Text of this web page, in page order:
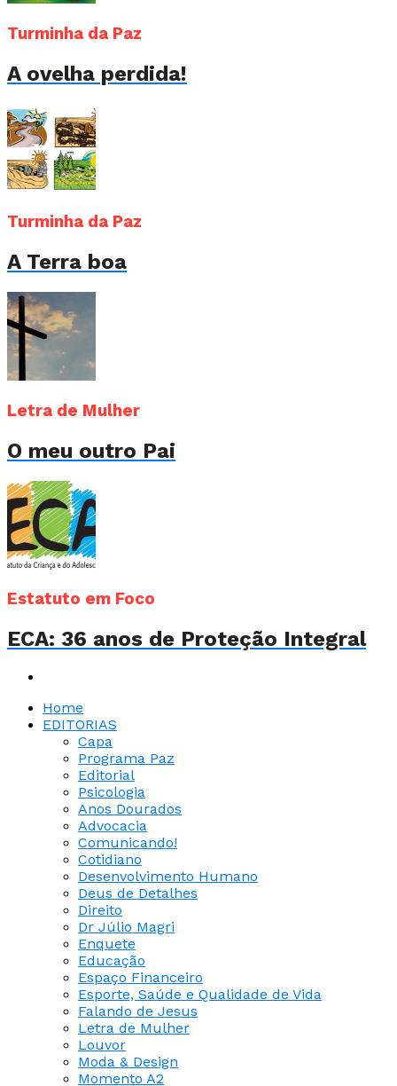
Turminha da Paz
A ovelha perdida!
Turminha da Paz
A Terra boa
Letra de Mulher
O meu outro Pai
Estatuto em Foco
ECA: 36 anos de Proteção Integral
Home
EDITORIAS
Capa
Programa Paz
Editorial
Psicologia
Anos Dourados
Advocacia
Comunicando!
Cotidiano
Desenvolvimento Humano
Deus de Detalhes
Direito
Dr Júlio Magri
Enquete
Educação
Espaço Financeiro
Esporte, Saúde e Qualidade de Vida
Falando de Jesus
Letra de Mulher
Louvor
Moda & Design
Momento A2